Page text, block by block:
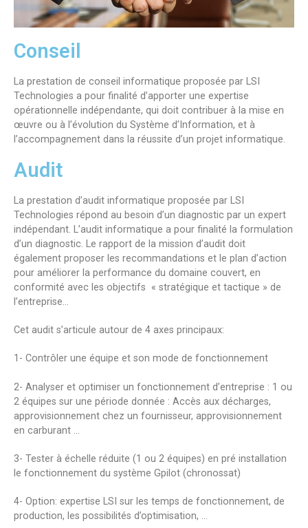
Conseil
La prestation de conseil informatique proposée par LSI
Technologies a pour finalité d’apporter une expertise
opérationnelle indépendante, qui doit contribuer à la mise en
œuvre ou à l’évolution du Système d’Information, et à
l’accompagnement dans la réussite d’un projet informatique.
Audit
La prestation d’audit informatique proposée par LSI
Technologies répond au besoin d’un diagnostic par un expert
indépendant. L’audit informatique a pour finalité la formulation
d’un diagnostic. Le rapport de la mission d’audit doit
également proposer les recommandations et le plan d’action
pour améliorer la performance du domaine couvert, en
conformité avec les objectifs « stratégique et tactique » de
l’entreprise…
Cet audit s’articule autour de 4 axes principaux:
1- Contrôler une équipe et son mode de fonctionnement
2- Analyser et optimiser un fonctionnement d’entreprise : 1 ou
2 équipes sur une période donnée : Accès aux décharges,
approvisionnement chez un fournisseur, approvisionnement
en carburant …
3- Tester à échelle réduite (1 ou 2 équipes) en pré installation
le fonctionnement du système Gpilot (chronossat)
4- Option: expertise LSI sur les temps de fonctionnement, de
production, les possibilités d’optimisation, …